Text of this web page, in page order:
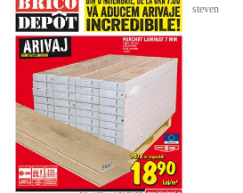
steven